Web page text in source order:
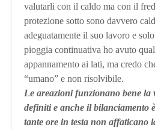
valutarli con il caldo ma con il
protezione sotto sono davvero
adeguatamente il suo lavoro e
pioggia continuativa ho avuto
appannamento ai lati, ma credo
“umano” e non risolvibile.
Le areazioni funzionano bene la
definiti e anche il bilanciamento
tante ore in testa non affaticano